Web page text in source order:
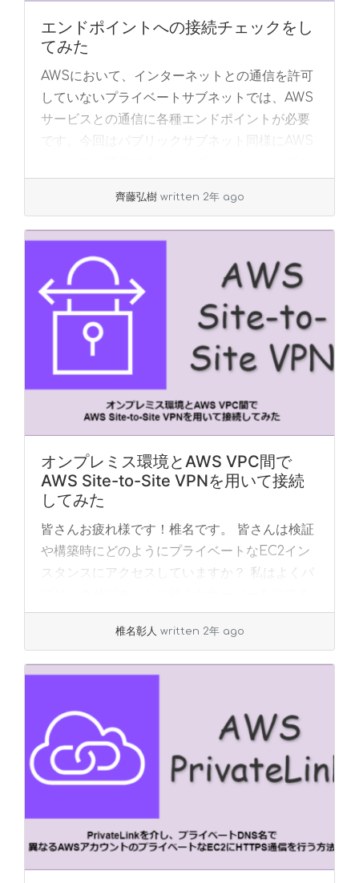
エンドポイントへの接続チェックをし
てみた
AWSにおいて、インターネットとの通信を許可
していないプライベートサブネットでは、AWS
サービスとの通信に各種エンドポイントが必要
です。今回はパブリックサブネット同様にAWS
齊藤弘樹 written 2年 ago
オンプレミス環境とAWS VPC間で
AWS Site-to-Site VPNを用いて接続
してみた
皆さんお疲れ様です！椎名です。 皆さんは検証
や構築時にどのようにプライベートなEC2イン
スタンスにアクセスしていますか？ 私はよくパ
か、SSMを使ってアクセスすることが多いで
read more
椎名彰人 written 2年 ago